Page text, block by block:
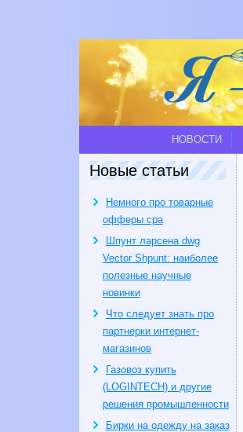
НОВОСТИ
Новые статьи
Немного про товарные
офферы cpa
Шпунт ларсена dwg
Vector Shpunt: наиболее
полезные научные
новинки
Что следует знать про
партнерки интернет-
магазинов
Газовоз купить
(LOGINTECH) и другие
решения промышленности
Бирки на одежду на заказ